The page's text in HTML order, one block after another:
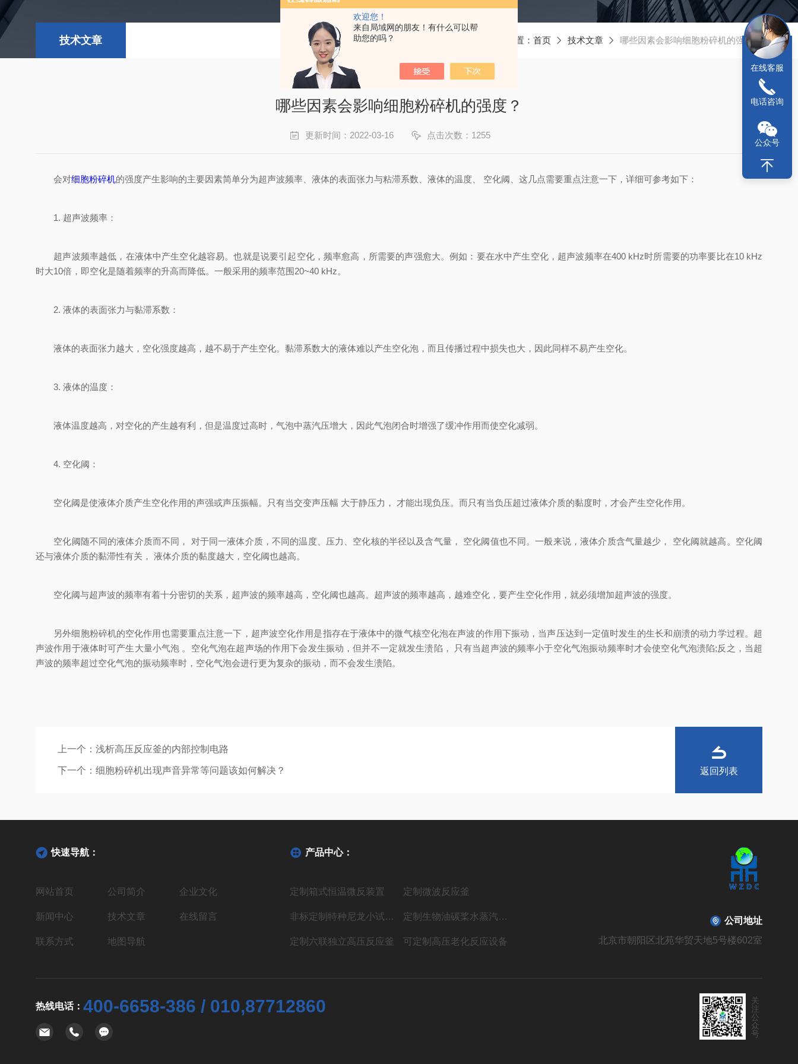
欢迎您！
来自局域网的朋友！有什么可以帮
助您的吗？
技术文章 当前位置： 首页 技术文章 哪些因素会影响细胞粉碎机的强度？
哪些因素会影响细胞粉碎机的强度？
更新时间：2022-03-16 点击次数：1255
会对细胞粉碎机的强度产生影响的主要因素简单分为超声波频率、液体的表面张力与粘滞系数、液体的温度、 空化阈、这几点需要重点注意一下，详细可参考如下：
1. 超声波频率：
超声波频率越低，在液体中产生空化越容易。也就是说要引起空化，频率愈高，所需要的声强愈大。例如：要在水中产生空化，超声波频率在400 kHz时所需要的功率要比在10 kHz
时大10倍，即空化是随着频率的升高而降低。一般采用的频率范围20~40 kHz。
2. 液体的表面张力与黏滞系数：
液体的表面张力越大，空化强度越高，越不易于产生空化。黏滞系数大的液体难以产生空化泡，而且传播过程中损失也大，因此同样不易产生空化。
3. 液体的温度：
液体温度越高，对空化的产生越有利，但是温度过高时，气泡中蒸汽压增大，因此气泡闭合时增强了缓冲作用而使空化减弱。
4. 空化阈：
空化阈是使液体介质产生空化作用的声强或声压振幅。只有当交变声压幅 大于静压力， 才能出现负压。而只有当负压超过液体介质的黏度时，才会产生空化作用。
空化阈随不同的液体介质而不同， 对于同一液体介质，不同的温度、压力、空化核的半径以及含气量， 空化阈值也不同。一般来说，液体介质含气量越少， 空化阈就越高。空化阈
还与液体介质的黏滞性有关， 液体介质的黏度越大，空化阈也越高。
空化阈与超声波的频率有着十分密切的关系，超声波的频率越高，空化阈也越高。超声波的频率越高，越难空化，要产生空化作用，就必须增加超声波的强度。
另外细胞粉碎机的空化作用也需要重点注意一下，超声波空化作用是指存在于液体中的微气核空化泡在声波的作用下振动，当声压达到一定值时发生的生长和崩溃的动力学过程。超
声波作用于液体时可产生大量小气泡 。空化气泡在超声场的作用下会发生振动，但并不一定就发生溃陷， 只有当超声波的频率小于空化气泡振动频率时才会使空化气泡溃陷;反之，当超
声波的频率超过空化气泡的振动频率时，空化气泡会进行更为复杂的振动，而不会发生溃陷。
上一个： 浅析高压反应釜的内部控制电路
下一个： 细胞粉碎机出现声音异常等问题该如何解决？ 返回列表
快速导航：
网站首页 公司简介 企业文化
新闻中心 技术文章 在线留言
联系方式 地图导航
产品中心：
定制箱式恒温微反装置 定制微波反应釜
非标定制特种尼龙小试聚合反应装置 定制生物油碳桨水蒸汽气化制氢液体燃料装置
定制六联独立高压反应釜 可定制高压老化反应设备
公司地址
北京市朝阳区北苑华贸天地5号楼602室
热线电话： 400-6658-386 / 010,87712860
关
注
公
众
号
在线客服
电话咨询
公众号